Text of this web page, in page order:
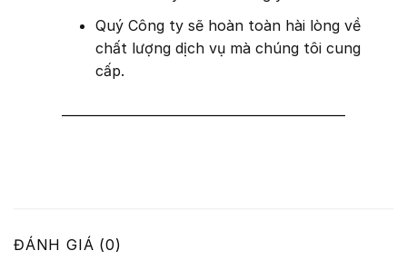
Quý Công ty sẽ hoàn toàn hài lòng về
chất lượng dịch vụ mà chúng tôi cung
cấp.
———————————————————–
ĐÁNH GIÁ (0)